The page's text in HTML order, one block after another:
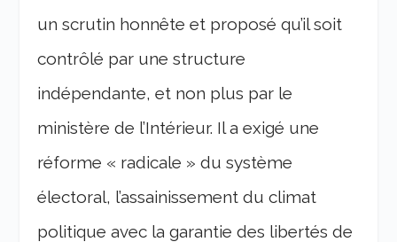
un scrutin honnête et proposé qu’il soit
contrôlé par une structure
indépendante, et non plus par le
ministère de l’Intérieur. Il a exigé une
réforme « radicale » du système
électoral, l’assainissement du climat
politique avec la garantie des libertés de